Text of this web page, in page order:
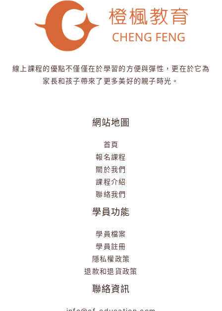
線上課程的優點不僅僅在於學習的方便與彈性，更在於它為
家長和孩子帶來了更多美好的親子時光。
網站地圖
首頁
報名課程
關於我們
課程介紹
聯絡我們
學員功能
學員檔案
學員註冊
隱私權政策
退款和退貨政策
聯絡資訊